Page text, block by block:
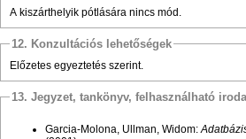
A kiszárthelyik pótlására nincs mód.
12. Konzultációs lehetőségek
Előzetes egyeztetés szerint.
13. Jegyzet, tankönyv, felhasználható
Garcia-Molona, Ullman, Widom: